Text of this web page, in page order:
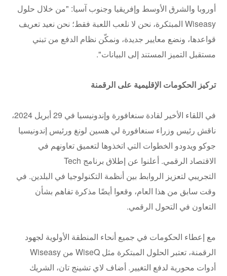
أوروبا والشرق الأوسط وإفريقيا وجنوب آسيا: "من خلال حلول
Wiseasy المبتكرة، نحن لا نلعب اللعبة فقط؛ نحن نعيد تعريف
قواعدها، ونضع معايير جديدة، ونمكّن نظام الدفع من تبني
مستقبل التميز المستند إلى البيانات".
تركيز الحكومات الإقليمية على الرقمنة
في اللقاء الأخير لقادة سنغافورة وإندونيسيا في 29 أبريل 2024،
ناقش رئيس وزراء سنغافورة لي هسين لونغ ورئيس إندونيسيا
جوكو ويدودو الخطوات التي اتخذوها لتعميق تعاونهم في
الاقتصاد الرقمي. أعلنوا عن إطلاق برنامج Tech
التجريبي لتعزيز الروابط بين أنظمة التكنولوجيا في البلدين. في
وقت سابق من هذا العام، وقعوا أيضًا مذكرة تفاهم بشأن
التعاون في التحول الرقمي.
مع إعطاء الحكومات في جميع أنحاء المنطقة الأولوية لجهود
الرقمنة، تعتبر الحلول المبتكرة مثل WiseQ من Wiseasy
أدوات محورية لدفع التغيير. أضاف لاي تشينج تان، الشريك